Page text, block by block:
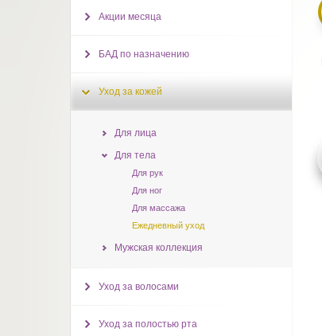
Акции месяца
БАД по назначению
Уход за кожей
Для лица
Для тела
Для рук
Для ног
Для массажа
Ежедневный уход
Мужская коллекция
Уход за волосами
Уход за полостью рта